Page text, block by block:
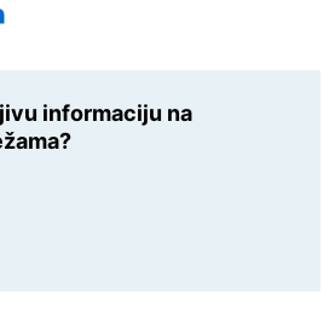
informaciju na